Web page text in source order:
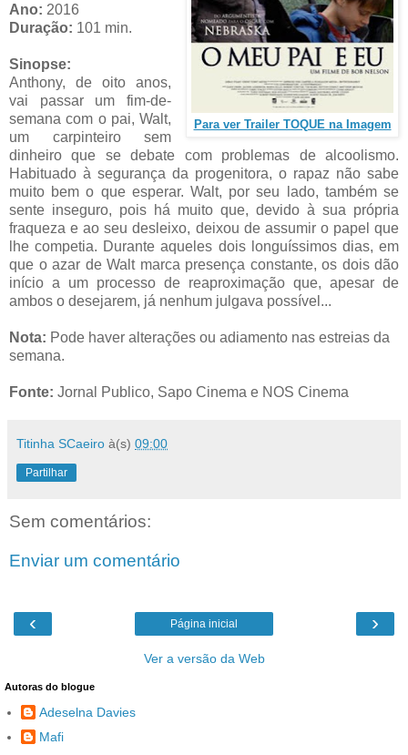
Para ver Trailer TOQUE na Imagem
Ano: 2016
Duração: 101 min.
Sinopse:
Anthony, de oito anos,
vai passar um fim-de-
semana com o pai, Walt,
um carpinteiro sem
dinheiro que se debate com problemas de alcoolismo.
Habituado à segurança da progenitora, o rapaz não sabe
muito bem o que esperar. Walt, por seu lado, também se
sente inseguro, pois há muito que, devido à sua própria
fraqueza e ao seu desleixo, deixou de assumir o papel que
lhe competia. Durante aqueles dois longuíssimos dias, em
que o azar de Walt marca presença constante, os dois dão
início a um processo de reaproximação que, apesar de
ambos o desejarem, já nenhum julgava possível...
Nota: Pode haver alterações ou adiamento nas estreias da
semana.
Fonte: Jornal Publico, Sapo Cinema e NOS Cinema
Titinha SCaeiro à(s) 09:00
Partilhar
Sem comentários:
Enviar um comentário
‹ ›
Página inicial
Ver a versão da Web
Autoras do blogue
Adeselna Davies
Mafi